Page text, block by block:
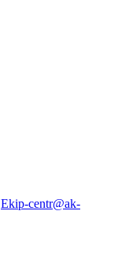
Ekip-centr@ak-